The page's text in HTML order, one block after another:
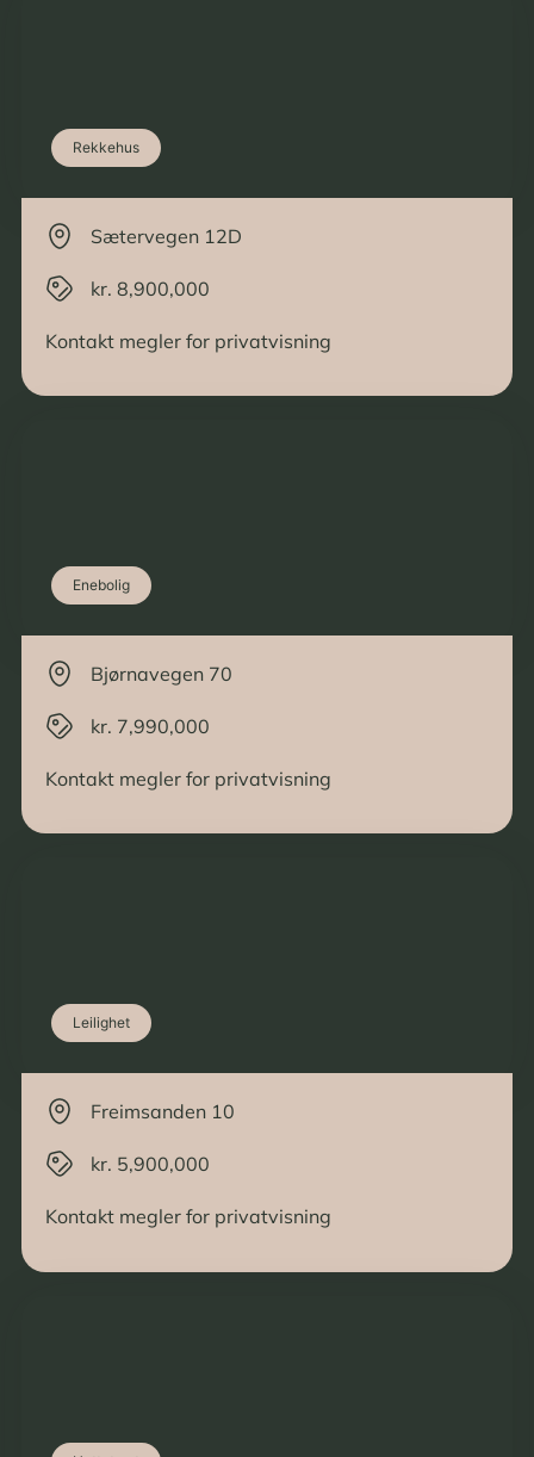
Rekkehus
Sætervegen 12D
kr. 8,900,000
Kontakt megler for privatvisning
Enebolig
Bjørnavegen 70
kr. 7,990,000
Kontakt megler for privatvisning
Leilighet
Freimsanden 10
kr. 5,900,000
Kontakt megler for privatvisning